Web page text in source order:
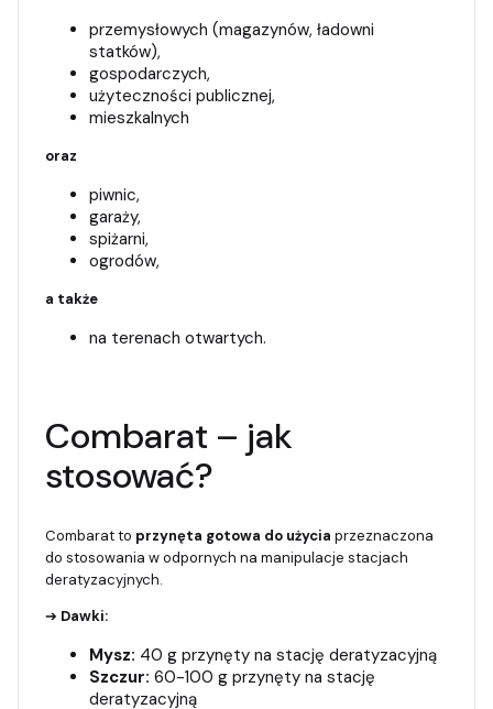
przemysłowych (magazynów, ładowni
statków),
gospodarczych,
użyteczności publicznej,
mieszkalnych
oraz
piwnic,
garaży,
spiżarni,
ogrodów,
a także
na terenach otwartych.
Combarat – jak
stosować?
Combarat to przynęta gotowa do użycia przeznaczona
do stosowania w odpornych na manipulacje stacjach
deratyzacyjnych.
➔ Dawki:
Mysz: 40 g przynęty na stację deratyzacyjną
Szczur: 60-100 g przynęty na stację
deratyzacyjną